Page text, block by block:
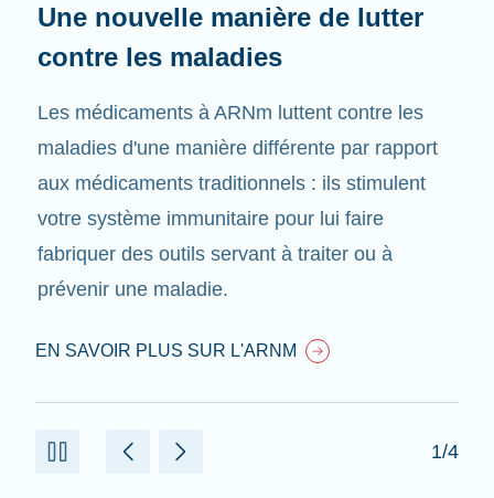
Une nouvelle manière de lutter
contre les maladies
Les médicaments à ARNm luttent contre les
maladies d'une manière différente par rapport
aux médicaments traditionnels : ils stimulent
votre système immunitaire pour lui faire
fabriquer des outils servant à traiter ou à
prévenir une maladie.
EN SAVOIR PLUS SUR L'ARNM
1/4